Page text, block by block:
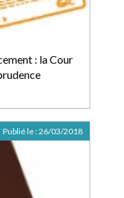
: la Cour
Publié le :26/03/2018